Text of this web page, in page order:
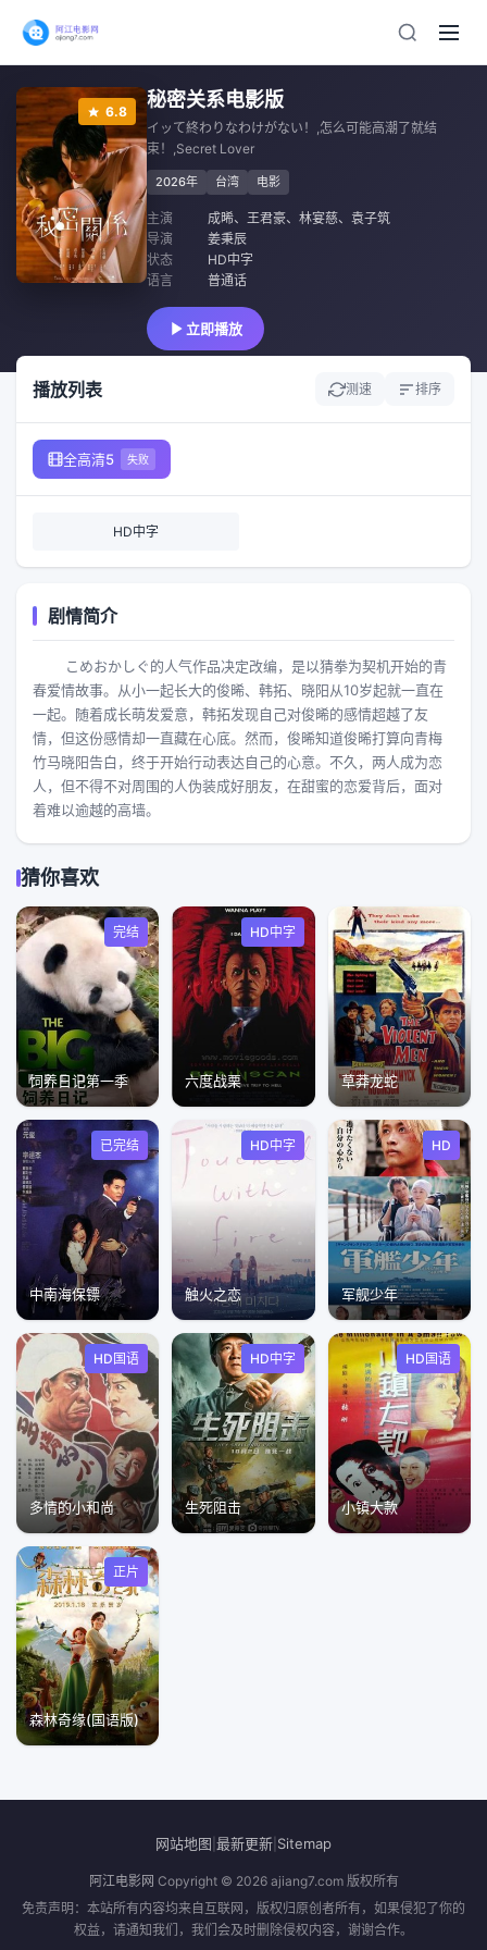
6.8
秘密关系电影版
イッて終わりなわけがない！,怎么可能高潮了就结
束！,Secret Lover
2026年 台湾 电影
主演 成晞、 王君豪、 林宴慈、 袁子筑
导演
姜秉辰
状态
HD中字
语言
普通话
立即播放
播放列表 测速 排序
全高清5 失败
HD中字
剧情简介
こめおかしぐ的人气作品决定改编，是以猜拳为契机开始的青
春爱情故事。从小一起长大的俊晞、韩拓、晓阳从10岁起就一直在
一起。随着成长萌发爱意，韩拓发现自己对俊晞的感情超越了友
情，但这份感情却一直藏在心底。然而，俊晞知道俊晞打算向青梅
竹马晓阳告白，终于开始行动表达自己的心意。不久，两人成为恋
人，但不得不对周围的人伪装成好朋友，在甜蜜的恋爱背后，面对
着难以逾越的高墙。
猜你喜欢
完结
饲养日记第一季
HD中字
六度战栗 草莽龙蛇
已完结
中南海保镖
HD中字
触火之恋
HD
军舰少年
HD国语
多情的小和尚
HD中字
生死阻击
HD国语
小镇大款
正片
森林奇缘(国语版)
网站地图 最新更新 Sitemap
阿江电影网 Copyright © 2026 ajiang7.com 版权所有
免责声明：本站所有内容均来自互联网，版权归原创者所有，如果侵犯了你的
权益，请通知我们，我们会及时删除侵权内容，谢谢合作。